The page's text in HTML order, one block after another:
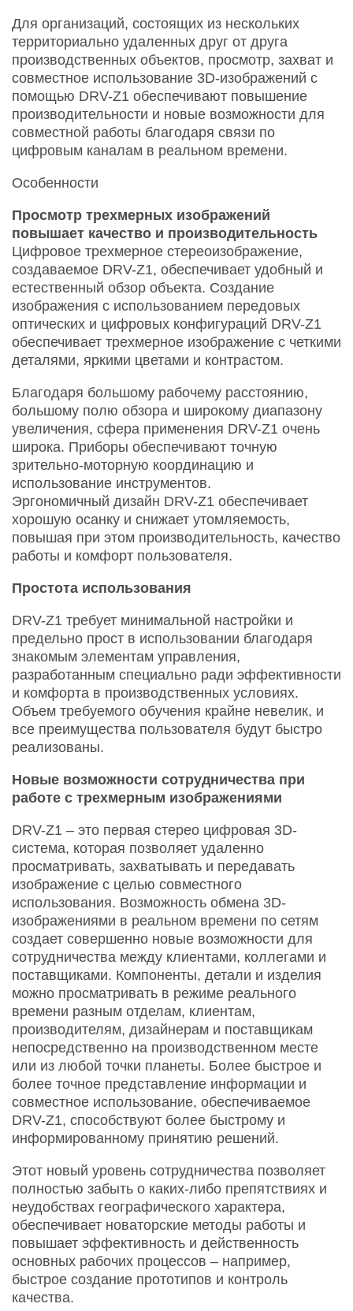
Для организаций, состоящих из нескольких
территориально удаленных друг от друга
производственных объектов, просмотр, захват и
совместное использование 3D-изображений с
помощью DRV-Z1 обеспечивают повышение
производительности и новые возможности для
совместной работы благодаря связи по
цифровым каналам в реальном времени.
Особенности
Просмотр трехмерных изображений
повышает качество и производительность
Цифровое трехмерное стереоизображение,
создаваемое DRV-Z1, обеспечивает удобный и
естественный обзор объекта. Создание
изображения с использованием передовых
оптических и цифровых конфигураций DRV-Z1
обеспечивает трехмерное изображение с четкими
деталями, яркими цветами и контрастом.
Благодаря большому рабочему расстоянию,
большому полю обзора и широкому диапазону
увеличения, сфера применения DRV-Z1 очень
широка. Приборы обеспечивают точную
зрительно-моторную координацию и
использование инструментов.
Эргономичный дизайн DRV-Z1 обеспечивает
хорошую осанку и снижает утомляемость,
повышая при этом производительность, качество
работы и комфорт пользователя.
Простота использования
DRV-Z1 требует минимальной настройки и
предельно прост в использовании благодаря
знакомым элементам управления,
разработанным специально ради эффективности
и комфорта в производственных условиях.
Объем требуемого обучения крайне невелик, и
все преимущества пользователя будут быстро
реализованы.
Новые возможности сотрудничества при
работе с трехмерным изображениями
DRV-Z1 – это первая стерео цифровая 3D-
система, которая позволяет удаленно
просматривать, захватывать и передавать
изображение с целью совместного
использования. Возможность обмена 3D-
изображениями в реальном времени по сетям
создает совершенно новые возможности для
сотрудничества между клиентами, коллегами и
поставщиками. Компоненты, детали и изделия
можно просматривать в режиме реального
времени разным отделам, клиентам,
производителям, дизайнерам и поставщикам
непосредственно на производственном месте
или из любой точки планеты. Более быстрое и
более точное представление информации и
совместное использование, обеспечиваемое
DRV-Z1, способствуют более быстрому и
информированному принятию решений.
Этот новый уровень сотрудничества позволяет
полностью забыть о каких-либо препятствиях и
неудобствах географического характера,
обеспечивает новаторские методы работы и
повышает эффективность и действенность
основных рабочих процессов – например,
быстрое создание прототипов и контроль
качества.